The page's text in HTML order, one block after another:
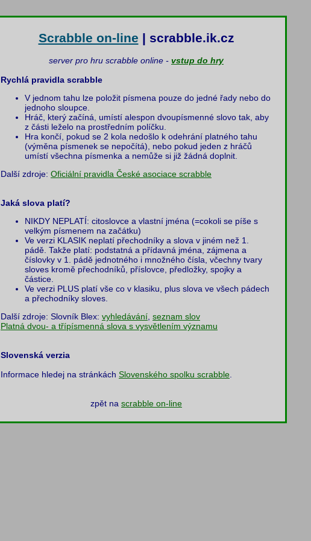
Scrabble on-line | scrabble.ik.cz
server pro hru scrabble online - vstup do hry
Rychlá pravidla scrabble
V jednom tahu lze položit písmena pouze do jedné řady nebo do
jednoho sloupce.
Hráč, který začíná, umístí alespon dvoupísmenné slovo tak, aby
z části leželo na prostředním políčku.
Hra končí, pokud se 2 kola nedošlo k odehrání platného tahu
(výměna písmenek se nepočítá), nebo pokud jeden z hráčů
umístí všechna písmenka a nemůže si již žádná doplnit.
Další zdroje: Oficiální pravidla České asociace scrabble
Jaká slova platí?
NIKDY NEPLATÍ: citoslovce a vlastní jména (=cokoli se píše s
velkým písmenem na začátku)
Ve verzi KLASIK neplatí přechodníky a slova v jiném než 1.
pádě. Takže platí: podstatná a přídavná jména, zájmena a
číslovky v 1. pádě jednotného i množného čísla, včechny tvary
sloves kromě přechodníků, příslovce, předložky, spojky a
částice.
Ve verzi PLUS platí vše co v klasiku, plus slova ve všech pádech
a přechodníky sloves.
Další zdroje: Slovník Blex: vyhledávání, seznam slov
Platná dvou- a třípísmenná slova s vysvětlením významu
Slovenská verzia
Informace hledej na stránkách Slovenského spolku scrabble.
zpět na scrabble on-line